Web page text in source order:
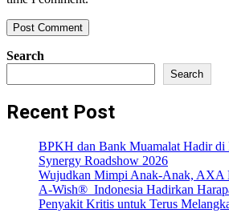
Search
Search
Recent Post
BPKH dan Bank Muamalat Hadir di
Synergy Roadshow 2026
Wujudkan Mimpi Anak-Anak, AXA
A-Wish® Indonesia Hadirkan
Penyakit Kritis untuk Terus